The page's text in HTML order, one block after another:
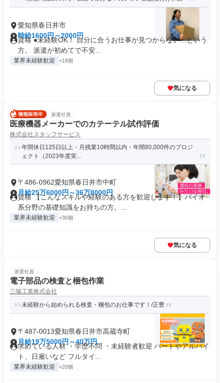
愛知県春日井市
時給1600円～2000円
資格 ●未経験OK！ 自分に合うお仕事が見つからない…という
方、 派遣が初めてで不安...
業界未経験歓迎 +18個
気になる
派遣社員
医療機器メーカーでのカテーテル試作評価
株式会社スタッフサービス
年間休日125日以上・月残業10時間以内・年間80,000件のプロジ
ェクト（2023年度実...
〒486-0962愛知県春日井市中町
月給25万6000円～36万8000円
資格 【こんなスキルや経験のある方を歓迎します！】バイオ
系分野の基礎知識をお持ちの方。...
業界未経験歓迎 +30個
気になる
派遣社員
電子部品の検査と梱包作業
三陽工業株式会社
未経験から始められる検査・梱包のお仕事です！/正豊
〒487-0013愛知県春日井市高蔵寺町
月給19万5000円～40万円
求めている人材 ・学歴不問 ・未経験者歓迎 パートやアルバイ
ト、日雇いなど フルタイ...
業界未経験歓迎 +20個